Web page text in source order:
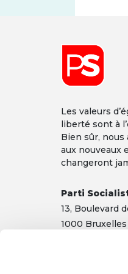
Les valeurs
liberté sont à
Bien sûr,
aux nouveaux
changeront
Parti
13, Boulevard
1000 Bruxelles